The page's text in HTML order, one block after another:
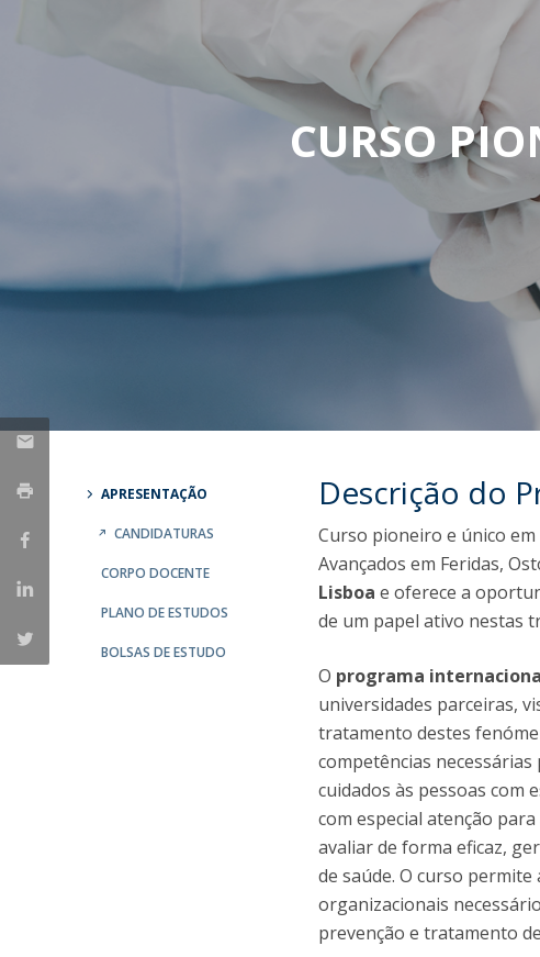
CURSO
APRESENTAÇÃO
CANDIDATURAS
CORPO DOCENTE
PLANO DE ESTUDOS
BOLSAS DE ESTUDO
Descrição do
Curso pioneiro e único
Avançados em Feridas,
Lisboa e oferece a
de um papel ativo nestas
O programa
universidades parceiras,
tratamento destes
competências
cuidados às pessoas com
com especial atenção
avaliar de forma eficaz,
de saúde. O curso
organizacionais
prevenção e tratamento